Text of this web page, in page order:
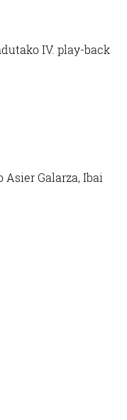
IV. play-back
AsierGalarza, Ibai